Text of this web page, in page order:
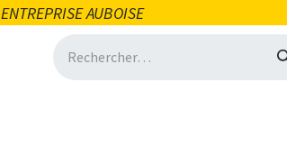
ENTREPRISE AUBOISE